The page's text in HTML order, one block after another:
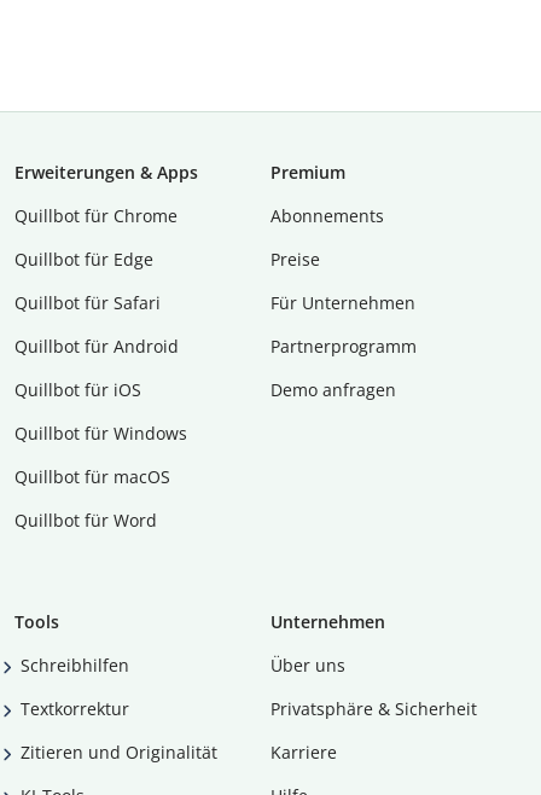
Erweiterungen & Apps
Quillbot für Chrome
Quillbot für Edge
Quillbot für Safari
Quillbot für Android
Quillbot für iOS
Quillbot für Windows
Quillbot für macOS
Quillbot für Word
Premium
Abon­ne­ments
Preise
Für Unternehmen
Partnerprogramm
Demo anfragen
Tools
Schreibhilfen
Textkorrektur
Zitieren und Originalität
Unternehmen
Über uns
Privatsphäre & Sicherheit
Karriere